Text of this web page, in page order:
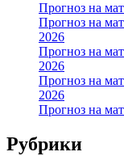
Прогноз на
Прогноз на
2026
Прогноз на
2026
Прогноз на
2026
Прогноз на
Рубрики